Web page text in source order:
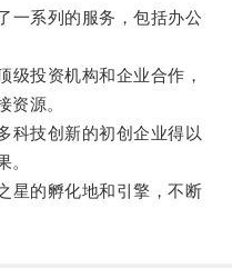
系列的服务，包括办公
投资机构和企业合作，
资源。
技创新的初创企业得以
。
的孵化地和引擎，不断